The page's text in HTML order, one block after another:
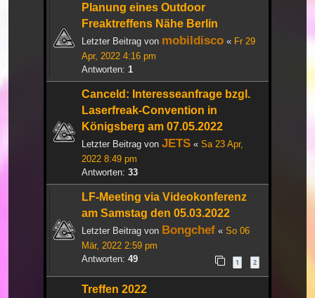
Planung eines Outdoor
Freaktreffens Nähe Berlin
Letzter Beitrag von mobildisco « Fr 29
Apr, 2022 4:16 pm
Antworten: 1
Canceld: Interesseanfrage bzgl.
Laserfreak-Convention in
Königsberg am 07.05.2022
Letzter Beitrag von JETS « Sa 23 Apr,
2022 8:49 pm
Antworten: 33
LF-Meeting via Videokonferenz
am Samstag den 05.03.2022
Letzter Beitrag von Bongchef « So 06
Mär, 2022 2:59 pm
Antworten: 49 1 2
Treffen 2022